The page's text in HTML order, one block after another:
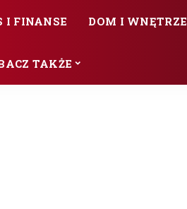
I FINANSE DOM I WNĘTRZE
TAKŻE